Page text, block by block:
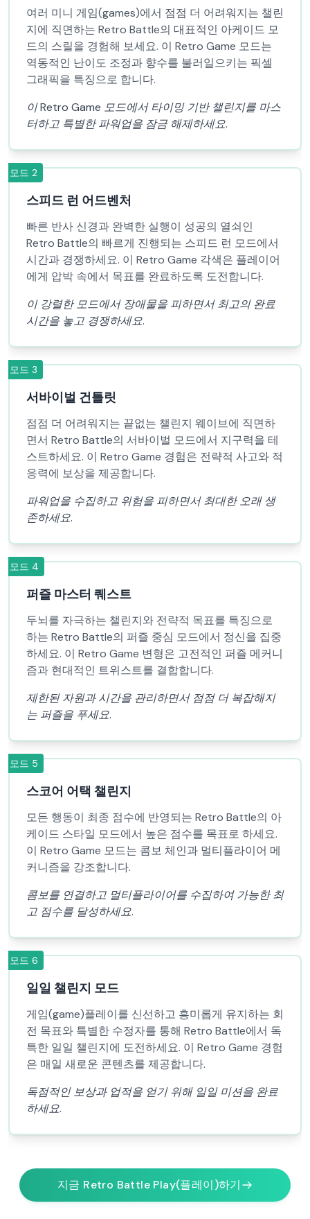
여러 미니 게임(games)에서 점점 더 어려워지는 챌린
지에 직면하는 Retro Battle의 대표적인 아케이드 모
드의 스릴을 경험해 보세요. 이 Retro Game 모드는
역동적인 난이도 조정과 향수를 불러일으키는 픽셀
그래픽을 특징으로 합니다.
이 Retro Game 모드에서 타이밍 기반 챌린지를 마스
터하고 특별한 파워업을 잠금 해제하세요.
모드 2
스피드 런 어드벤처
빠른 반사 신경과 완벽한 실행이 성공의 열쇠인
Retro Battle의 빠르게 진행되는 스피드 런 모드에서
시간과 경쟁하세요. 이 Retro Game 각색은 플레이어
에게 압박 속에서 목표를 완료하도록 도전합니다.
이 강렬한 모드에서 장애물을 피하면서 최고의 완료
시간을 놓고 경쟁하세요.
모드 3
서바이벌 건틀릿
점점 더 어려워지는 끝없는 챌린지 웨이브에 직면하
면서 Retro Battle의 서바이벌 모드에서 지구력을 테
스트하세요. 이 Retro Game 경험은 전략적 사고와 적
응력에 보상을 제공합니다.
파워업을 수집하고 위험을 피하면서 최대한 오래 생
존하세요.
모드 4
퍼즐 마스터 퀘스트
두뇌를 자극하는 챌린지와 전략적 목표를 특징으로
하는 Retro Battle의 퍼즐 중심 모드에서 정신을 집중
하세요. 이 Retro Game 변형은 고전적인 퍼즐 메커니
즘과 현대적인 트위스트를 결합합니다.
제한된 자원과 시간을 관리하면서 점점 더 복잡해지
는 퍼즐을 푸세요.
모드 5
스코어 어택 챌린지
모든 행동이 최종 점수에 반영되는 Retro Battle의 아
케이드 스타일 모드에서 높은 점수를 목표로 하세요.
이 Retro Game 모드는 콤보 체인과 멀티플라이어 메
커니즘을 강조합니다.
콤보를 연결하고 멀티플라이어를 수집하여 가능한 최
고 점수를 달성하세요.
모드 6
일일 챌린지 모드
게임(game)플레이를 신선하고 흥미롭게 유지하는 회
전 목표와 특별한 수정자를 통해 Retro Battle에서 독
특한 일일 챌린지에 도전하세요. 이 Retro Game 경험
은 매일 새로운 콘텐츠를 제공합니다.
독점적인 보상과 업적을 얻기 위해 일일 미션을 완료
하세요.
지금 Retro Battle Play(플레이)하기